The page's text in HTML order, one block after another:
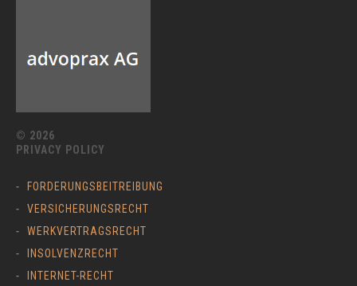
© 2026
PRIVACY POLICY
FORDERUNGSBEITREIBUNG
VERSICHERUNGSRECHT
WERKVERTRAGSRECHT
INSOLVENZRECHT
INTERNET-RECHT